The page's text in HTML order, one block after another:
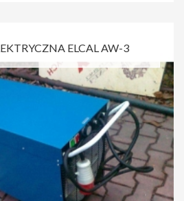
ELCAL AW-3